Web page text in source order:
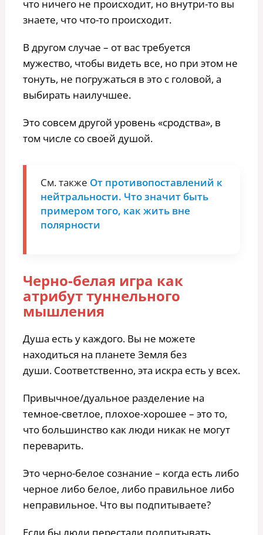
что ничего не происходит, но внутри-то вы
знаете, что что-то происходит.
В другом случае – от вас требуется
мужество, чтобы видеть все, но при этом не
тонуть, не погружаться в это с головой, а
выбирать наилучшее.
Это совсем другой уровень «сродства», в
том числе со своей душой.
См. также От противопоставлений к
нейтральности. Что значит быть
примером того, как жить вне
полярности
Черно-белая игра как
атрибут туннельного
мышления
Душа есть у каждого. Вы не можете
находиться на планете Земля без
души. Соответственно, эта искра есть у всех.
Привычное/дуальное разделение на
темное-светлое, плохое-хорошее – это то,
что большинство как люди никак не могут
переварить.
Это черно-белое сознание – когда есть либо
черное либо белое, либо правильное либо
неправильное. Что вы подпитываете?